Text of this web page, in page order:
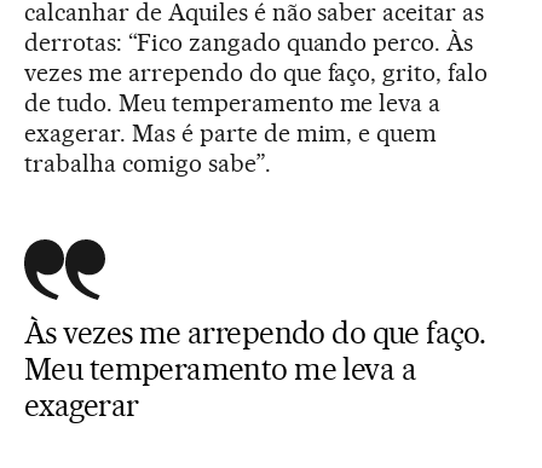
calcanhar de Aquiles é não saber aceitar as
derrotas: “Fico zangado quando perco. Às
vezes me arrependo do que faço, grito, falo
de tudo. Meu temperamento me leva a
exagerar. Mas é parte de mim, e quem
trabalha comigo sabe”.
Às vezes me arrependo do que faço.
Meu temperamento me leva a
exagerar